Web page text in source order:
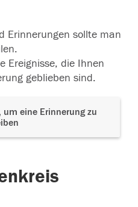
Erinnerungen sollte man
Ereignisse, die Ihnen
geblieben sind.
eine Erinnerung zu